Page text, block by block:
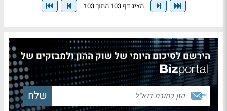
מציג דף 103 מתוך 103
הירשם לסיכום היומי של שוק ההון ולמבזקים של